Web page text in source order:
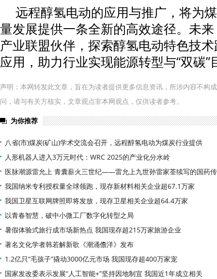
远程醇氢电动的应用与推广，将为
量发展提供一条全新的高效途径。未
产业联盟伙伴，探索醇氢电动特色技
应用，助力行业实现能源转型与“双碳”
声明：本网转发此文章，旨在为读者提供更多信息资讯，所涉内容不构
问，请与有关方核实，文章观点非本网观点，仅供读者参考。
为你推荐
八省(市)煤炭(矿山)学术交流会召开，远程醇氢电动为煤炭行业提供
人形机器人进入3万元时代：WRC 2025的产业化分水岭
医脉潮源雷允上 青囊薪火三世纪——雷允上九世孙雷家荃续写的国药传
我国纳米专利授权量全球领跑，现存新材料相关企业超67.1万家
我国卫星互联网牌照即将发放，现存卫星相关企业超64.4万家
以青春智慧，破中小微工厂数字化转型之局
暑假体验式旅行成市场新热点 我国现存超215万家旅游企业
著名文化学者韩若解新歌《潮涌儋洋》发布
1.2亿只“毛孩子”撬动3000亿元市场 我国现存超400万家宠
国家发改委表示发展“人工智能+”坚持因地制宜 我国近1年成立相关